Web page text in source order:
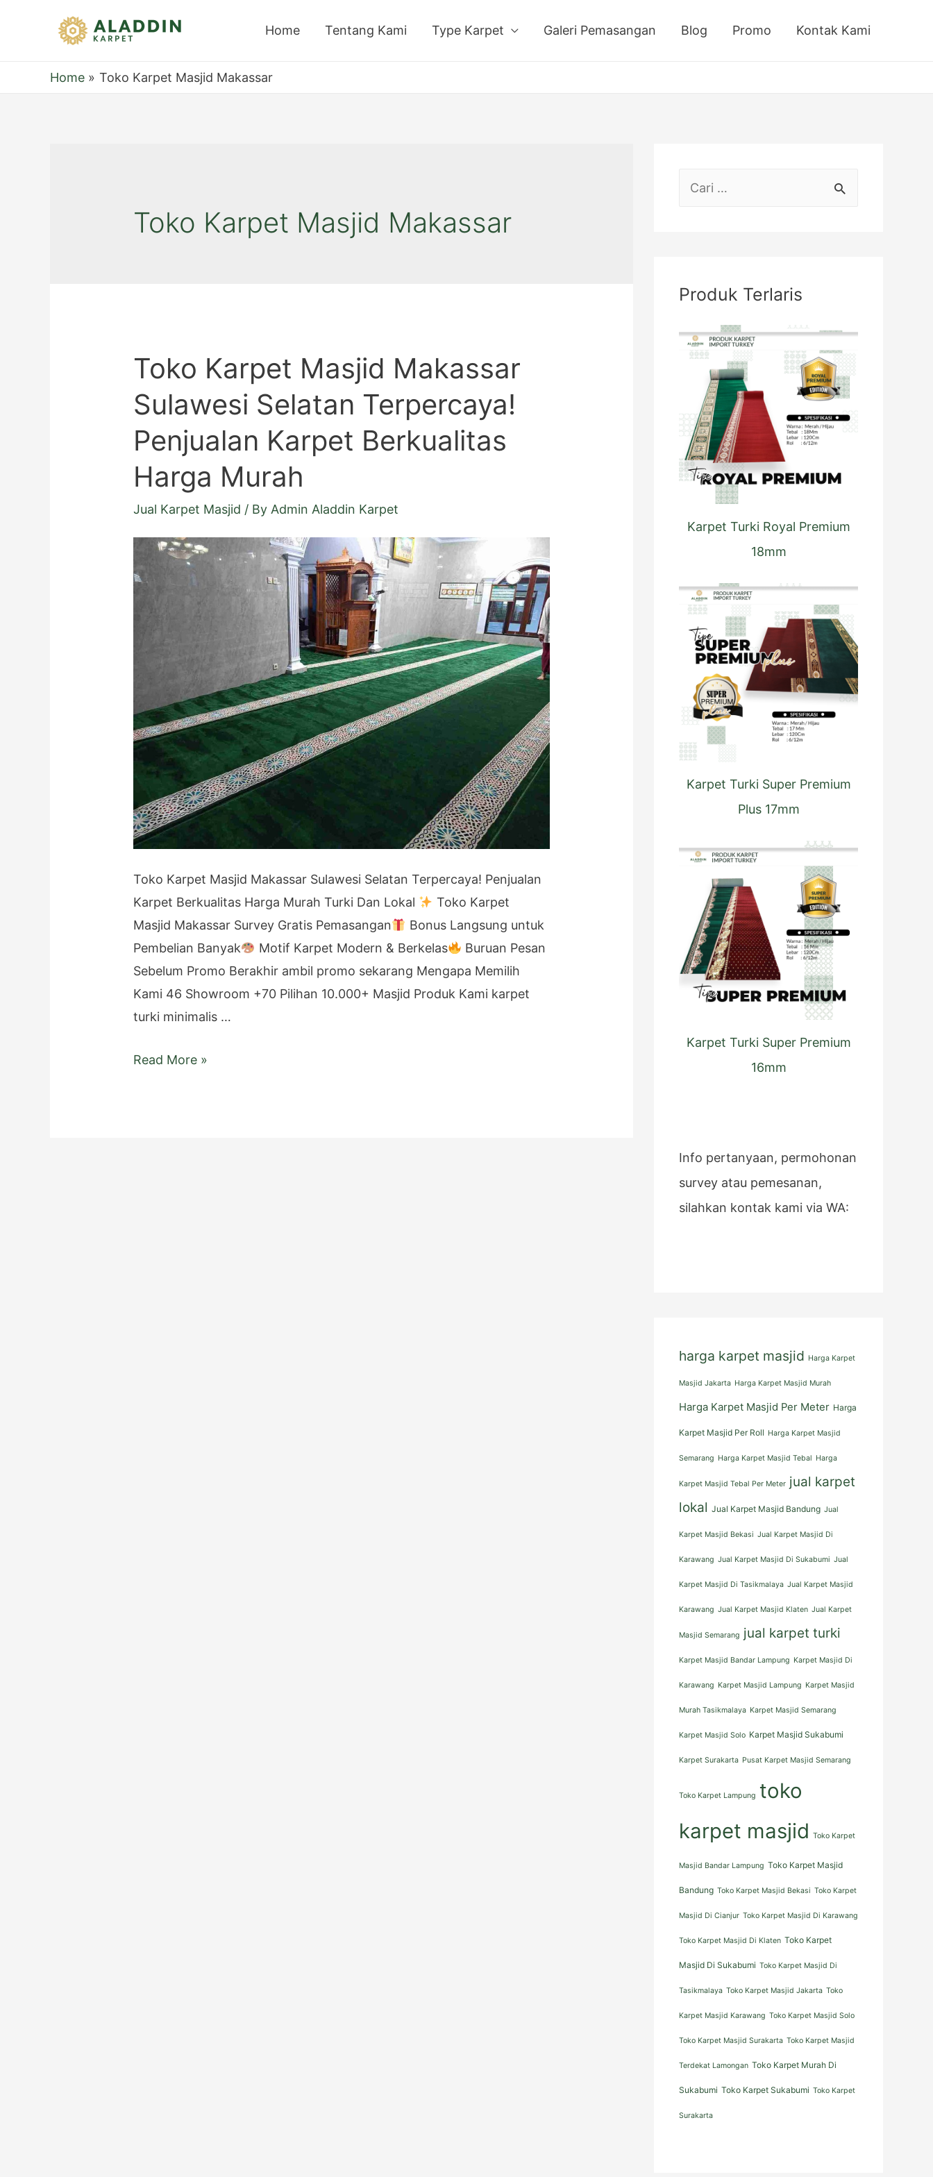
Home Tentang Kami Type Karpet Galeri Pemasangan Blog Promo Kontak Kami
Home Toko Karpet Masjid Makassar
Toko Karpet Masjid Makassar
Toko Karpet Masjid Makassar
Sulawesi Selatan Terpercaya!
Penjualan Karpet Berkualitas
Harga Murah
Jual Karpet Masjid / By Admin Aladdin Karpet
Toko Karpet Masjid Makassar Sulawesi Selatan Terpercaya! Penjualan
Karpet Berkualitas Harga Murah Turki Dan Lokal
Toko Karpet
Masjid Makassar Survey Gratis Pemasangan
Bonus Langsung untuk
Pembelian Banyak
Motif Karpet Modern & Berkelas
Buruan Pesan
Sebelum Promo Berakhir ambil promo sekarang Mengapa Memilih
Kami 46 Showroom +70 Pilihan 10.000+ Masjid Produk Kami karpet
turki minimalis …
Toko
Read More »
n
t
Produk Terlaris
Karpet Turki Royal Premium
18mm
Karpet Turki Super Premium
Plus 17mm
Karpet Turki Super Premium
16mm
Info pertanyaan, permohonan
survey atau pemesanan,
silahkan kontak kami via WA:
harga karpet masjid Harga Karpet
Masjid Jakarta Harga Karpet Masjid Murah
Harga Karpet Masjid Per Meter Harga
Karpet Masjid Per Roll Harga Karpet Masjid
Semarang Harga Karpet Masjid Tebal Harga
Karpet Masjid Tebal Per Meter jual karpet
lokal Jual Karpet Masjid Bandung Jual
Karpet Masjid Bekasi Jual Karpet Masjid Di
Karawang Jual Karpet Masjid Di Sukabumi Jual
Karpet Masjid Di Tasikmalaya Jual Karpet Masjid
Karawang Jual Karpet Masjid Klaten Jual Karpet
Masjid Semarang jual karpet turki
Karpet Masjid Bandar Lampung Karpet Masjid Di
Karawang Karpet Masjid Lampung Karpet Masjid
Murah Tasikmalaya Karpet Masjid Semarang
Karpet Masjid Solo Karpet Masjid Sukabumi
Karpet Surakarta Pusat Karpet Masjid Semarang
Toko Karpet Lampung toko
karpet masjid Toko Karpet
Masjid Bandar Lampung Toko Karpet Masjid
Bandung Toko Karpet Masjid Bekasi Toko Karpet
Masjid Di Cianjur Toko Karpet Masjid Di Karawang
Toko Karpet Masjid Di Klaten Toko Karpet
Masjid Di Sukabumi Toko Karpet Masjid Di
Tasikmalaya Toko Karpet Masjid Jakarta Toko
Karpet Masjid Karawang Toko Karpet Masjid Solo
Toko Karpet Masjid Surakarta Toko Karpet Masjid
Terdekat Lamongan Toko Karpet Murah Di
Sukabumi Toko Karpet Sukabumi Toko Karpet
Surakarta